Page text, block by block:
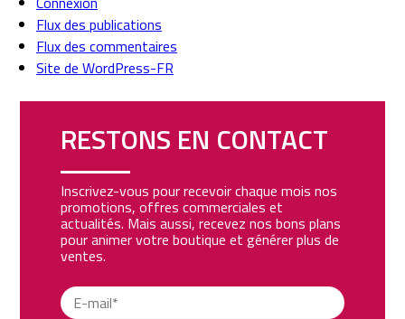
Flux des publications
Flux des commentaires
Site de WordPress-FR
RESTONS EN CONTACT
Inscrivez-vous pour recevoir chaque mois nos
promotions, offres commerciales et
actualités. Mais aussi, recevez nos bons plans
pour animer votre boutique et générer plus de
ventes.